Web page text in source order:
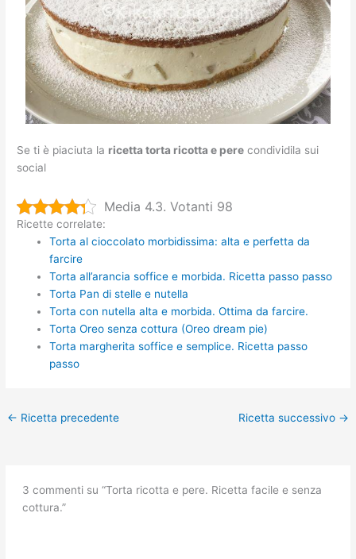
Se ti è piaciuta la ricetta torta ricotta e pere condividila sui
social
Media 4.3. Votanti 98
Ricette correlate:
Torta al cioccolato morbidissima: alta e perfetta da
farcire
Torta all’arancia soffice e morbida. Ricetta passo passo
Torta Pan di stelle e nutella
Torta con nutella alta e morbida. Ottima da farcire.
Torta Oreo senza cottura (Oreo dream pie)
Torta margherita soffice e semplice. Ricetta passo
passo
← Ricetta precedente Ricetta successivo →
3 commenti su “Torta ricotta e pere. Ricetta facile e senza
cottura.”